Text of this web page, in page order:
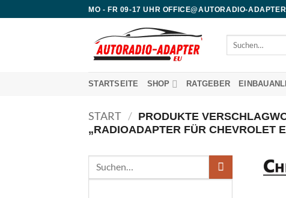
Inhalt
MO - FR 09-17 UHR OFFICE@AUTORADIO-
STARTSEITE SHOP RATGEBER
START / PRODUKTE
„RADIOADAPTER FÜR CHEVROLET